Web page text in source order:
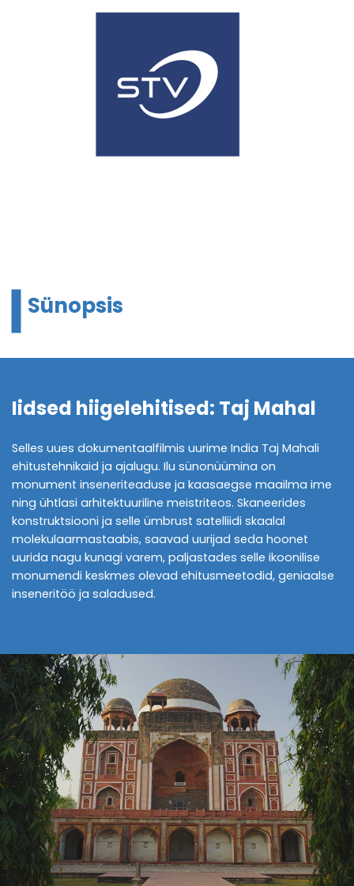
Sünopsis
Iidsed hiigelehitised: Taj Mahal
Selles uues dokumentaalfilmis uurime India Taj Mahali
ehitustehnikaid ja ajalugu. Ilu sünonüümina on
monument inseneriteaduse ja kaasaegse maailma ime
ning ühtlasi arhitektuuriline meistriteos. Skaneerides
konstruktsiooni ja selle ümbrust satelliidi skaalal
molekulaarmastaabis, saavad uurijad seda hoonet
uurida nagu kunagi varem, paljastades selle ikoonilise
monumendi keskmes olevad ehitusmeetodid, geniaalse
inseneritöö ja saladused.